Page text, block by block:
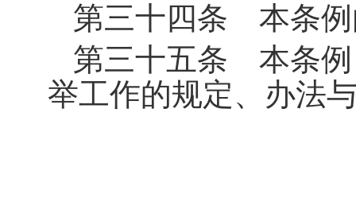
第三十四条 本条例
第三十五条 本条例
举工作的规定、办法